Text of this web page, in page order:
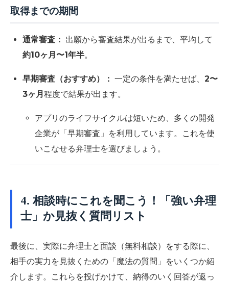
取得までの期間
通常審査： 出願から審査結果が出るまで、平均して
約10ヶ月〜1年半。
早期審査（おすすめ）： 一定の条件を満たせば、 2〜
3ヶ月 程度で結果が出ます。
アプリのライフサイクルは短いため、多くの開発
企業が「早期審査」を利用しています。これを使
いこなせる弁理士を選びましょう。
4. 相談時にこれを聞こう！「強い弁理
士」か見抜く質問リスト
最後に、実際に弁理士と面談（無料相談）をする際に、
相手の実力を見抜くための「魔法の質問」をいくつか紹
介します。これらを投げかけて、納得のいく回答が返っ